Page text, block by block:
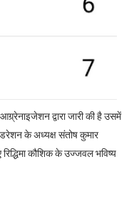
द्वारा जारी की है उसमें
के अध्यक्ष संतोष कुमार
कौशिक के उज्जवल भविष्य